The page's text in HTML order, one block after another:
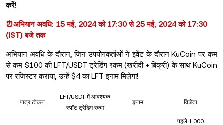
करें!
⏰अभियान अवधि: 15 मई, 2024 को 17:30 से 25 मई, 2024 को 17:30
(IST) बजे तक
अभियान अवधि के दौरान, जिन उपयोगकर्ताओं ने इवेंट के दौरान KuCoin पर कम
से कम $100 की LFT/USDT ट्रेडिंग रकम (खरीदी + बिक्री) के साथ KuCoin
पर रजिस्टर कराया, उन्हें $4 का LFT इनाम मिलेगा!
पात्र टोकन
LFT/USDT में आवश्यक
स्पॉट ट्रेडिंग रकम
इनाम विजेता
पहले 1,000